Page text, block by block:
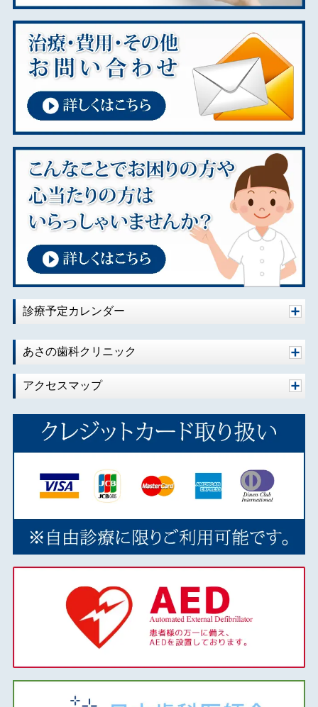
診療予定カレンダー
あさの歯科クリニック
アクセスマップ